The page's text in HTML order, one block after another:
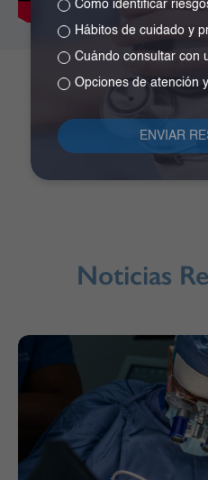
SERVICIO DE
Noticias
Cómo identificar
Hábitos de cuidado y
Cuándo consultar con
Opciones de atención